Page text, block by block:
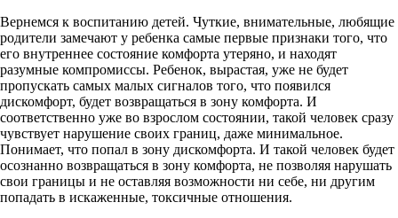
Вернемся к воспитанию детей. Чуткие, внимательные, любящие
родители замечают у ребенка самые первые признаки того, что
его внутреннее состояние комфорта утеряно, и находят
разумные компромиссы. Ребенок, вырастая, уже не будет
пропускать самых малых сигналов того, что появился
дискомфорт, будет возвращаться в зону комфорта. И
соответственно уже во взрослом состоянии, такой человек сразу
чувствует нарушение своих границ, даже минимальное.
Понимает, что попал в зону дискомфорта. И такой человек будет
осознанно возвращаться в зону комфорта, не позволяя нарушать
свои границы и не оставляя возможности ни себе, ни другим
попадать в искаженные, токсичные отношения.